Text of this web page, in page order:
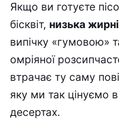
Якщо ви готуєте
бісквіт, низька
випічку «гумовою»
омріяної
втрачає ту саму
яку ми так цінуємо
десертах.